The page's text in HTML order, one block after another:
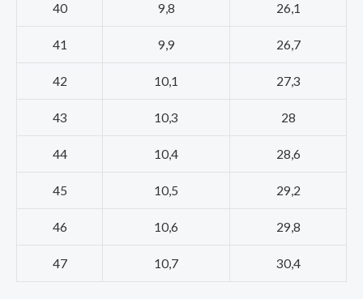
40 9,8 26,1
41 9,9 26,7
42 10,1 27,3
43 10,3 28
44 10,4 28,6
45 10,5 29,2
46 10,6 29,8
47 10,7 30,4